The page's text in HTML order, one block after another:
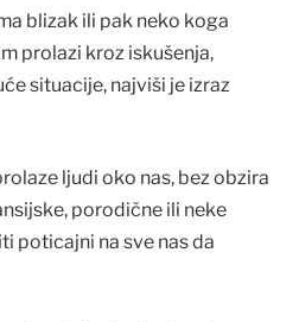
blizak ili pak neko koga
prolazi kroz iskušenja,
situacije, najviši je izraz
ljudi oko nas, bez obzira
porodične ili neke
poticajni na sve nas da